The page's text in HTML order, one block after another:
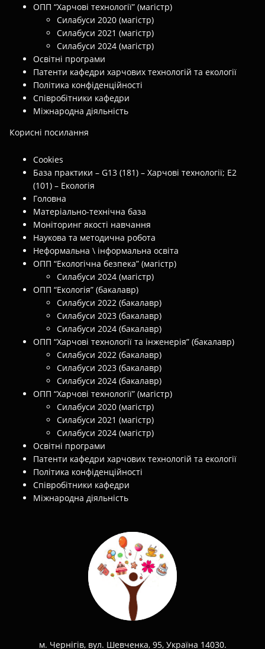
ОПП “Харчові технології” (магістр)
Силабуси 2020 (магістр)
Силабуси 2021 (магістр)
Силабуси 2024 (магістр)
Освітні програми
Патенти кафедри харчових технологій та екології
Політика конфіденційності
Співробітники кафедри
Міжнародна діяльність
Корисні посилання
Cookies
База практики – G13 (181) – Харчові технології; E2
(101) – Екологія
Головна
Матеріально-технічна база
Моніторинг якості навчання
Наукова та методична робота
Неформальна \ інформальна освіта
ОПП “Екологічна безпека” (магістр)
Силабуси 2024 (магістр)
ОПП “Екологія” (бакалавр)
Силабуси 2022 (бакалавр)
Силабуси 2023 (бакалавр)
Силабуси 2024 (бакалавр)
ОПП “Харчові технології та інженерія” (бакалавр)
Силабуси 2022 (бакалавр)
Силабуси 2023 (бакалавр)
Силабуси 2024 (бакалавр)
ОПП “Харчові технології” (магістр)
Силабуси 2020 (магістр)
Силабуси 2021 (магістр)
Силабуси 2024 (магістр)
Освітні програми
Патенти кафедри харчових технологій та екології
Політика конфіденційності
Співробітники кафедри
Міжнародна діяльність
м. Чернігів, вул. Шевченка, 95, Україна 14030.